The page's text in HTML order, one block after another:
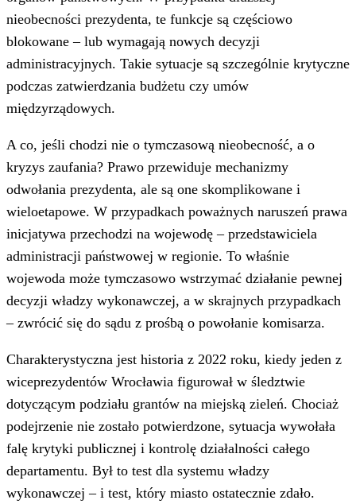
nieobecności prezydenta, te funkcje są częściowo
blokowane – lub wymagają nowych decyzji
administracyjnych. Takie sytuacje są szczególnie krytyczne
podczas zatwierdzania budżetu czy umów
międzyrządowych.
A co, jeśli chodzi nie o tymczasową nieobecność, a o
kryzys zaufania? Prawo przewiduje mechanizmy
odwołania prezydenta, ale są one skomplikowane i
wieloetapowe. W przypadkach poważnych naruszeń prawa
inicjatywa przechodzi na wojewodę – przedstawiciela
administracji państwowej w regionie. To właśnie
wojewoda może tymczasowo wstrzymać działanie pewnej
decyzji władzy wykonawczej, a w skrajnych przypadkach
– zwrócić się do sądu z prośbą o powołanie komisarza.
Charakterystyczna jest historia z 2022 roku, kiedy jeden z
wiceprezydentów Wrocławia figurował w śledztwie
dotyczącym podziału grantów na miejską zieleń. Chociaż
podejrzenie nie zostało potwierdzone, sytuacja wywołała
falę krytyki publicznej i kontrolę działalności całego
departamentu. Był to test dla systemu władzy
wykonawczej – i test, który miasto ostatecznie zdało.